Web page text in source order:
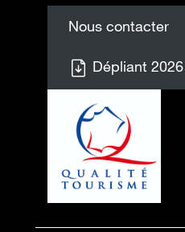
Nous contacter
Dépliant 2026